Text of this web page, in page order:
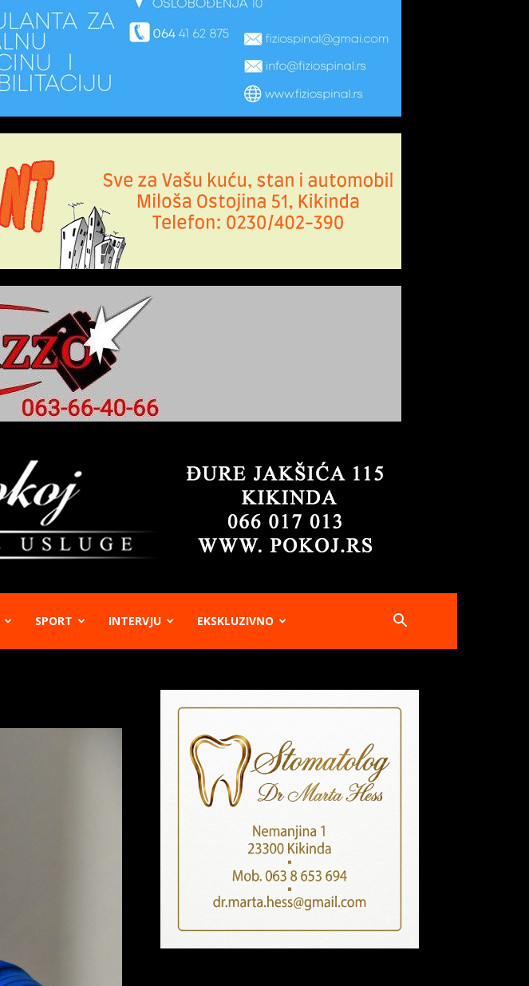
SPORT INTERVJU EKSKLUZIVNO